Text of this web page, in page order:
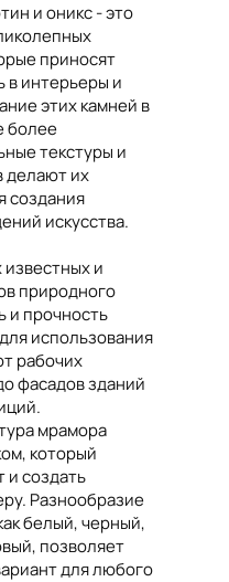
и оникс - это
приносят
в интерьеры и
этих камней в
более
текстуры и
делают их
создания
искусства.
и
природного
и прочность
использования
рабочих
фасадов зданий
мрамора
который
и создать
Разнообразие
белый, черный,
позволяет
для любого